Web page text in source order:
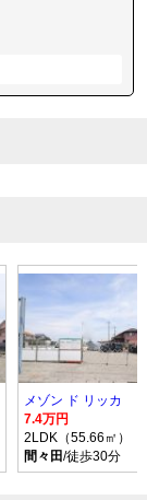
メゾン ド リッカ
7.4万円
2LDK（55.66㎡）
間々田/徒歩30分